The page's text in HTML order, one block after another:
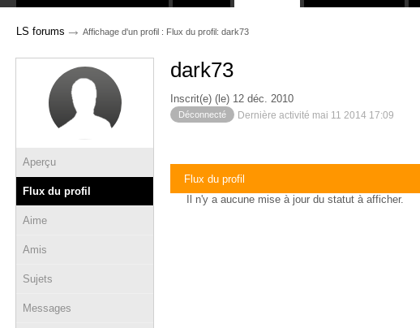
LS forums → Affichage d'un profil : Flux du profil: dark73
Aperçu
Flux du profil
Aime
Amis
Sujets
Messages
dark73
Inscrit(e) (le) 12 déc. 2010
Déconnecté Dernière activité mai 11 2014 17:09
Flux du profil
Il n'y a aucune mise à jour du statut à afficher.